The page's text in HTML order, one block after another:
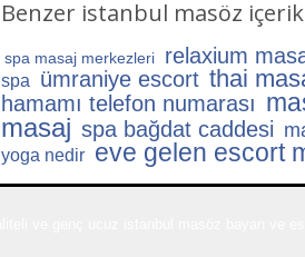
Benzer istanbul masöz
spa masaj merkezleri relaxium
spa
ümraniye escort thai
hamamı telefon numarası
masaj spa bağdat caddesi
yoga nedir eve gelen escort